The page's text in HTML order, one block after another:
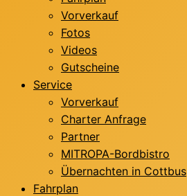
Vorverkauf
Fotos
Videos
Gutscheine
Service
Vorverkauf
Charter Anfrage
Partner
MITROPA-Bordbistro
Übernachten in Cottbus
Fahrplan